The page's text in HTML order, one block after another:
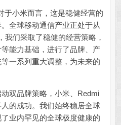
小米而言，这是稳健经营的
全球移动通信产业正处于从
我们采取了稳健的经营策略，
能力基础，进行了品牌、产
一系列重大调整，为未来的
品牌策略，小米、Redmi
的成功。我们始终稳居全球
业内罕见的全球极度健康的